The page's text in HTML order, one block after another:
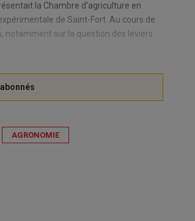
la Chambre d'agriculture en
de Saint-Fort. Au cours de
notamment sur la question des leviers
AGRONOMIE